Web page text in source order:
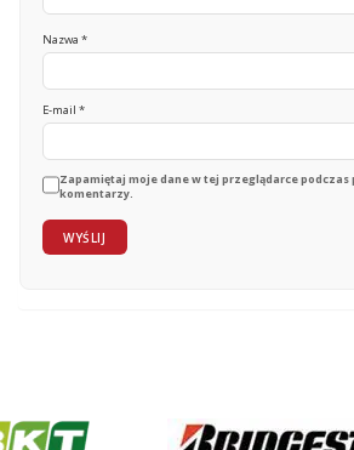
Nazwa *
E-mail *
Zapamiętaj moje dane w tej przeglądarce podczas
komentarzy.